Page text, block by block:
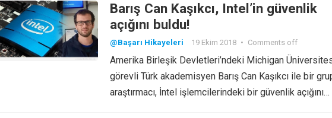
Barış Can Kaşıkcı, Intel’in güvenlik
açığını buldu!
@Başarı Hikayeleri 19 Ekim 2018 • Comments off
Amerika Birleşik Devletleri’ndeki Michigan
görevli Türk akademisyen Barış Can Kaşıkcı ile bir
araştırmacı, İntel işlemcilerindeki bir güvenlik açığını…